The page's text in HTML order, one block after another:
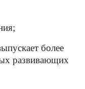
более
развивающих